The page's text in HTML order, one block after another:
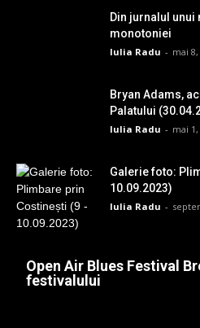
Din jurnalul unui
monotoniei
Iulia Radu - mai 8,
Bryan Adams,
Palatului
Iulia Radu - mai 1,
Galerie foto:
10.09.2023)
Iulia Radu -
Open Air Blues Festival
festivalului